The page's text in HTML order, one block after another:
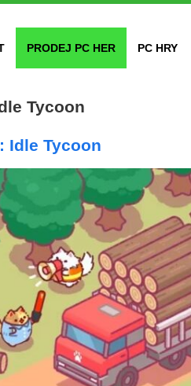
PRODEJ PC HER PC HRY
Tycoon
Idle Tycoon